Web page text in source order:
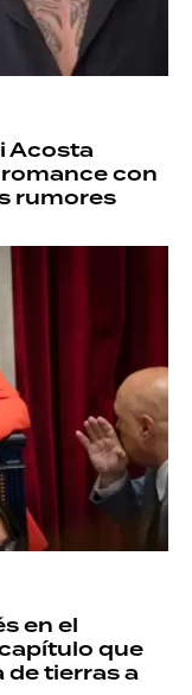
Acosta
con
rumores
en el
que
de tierras a